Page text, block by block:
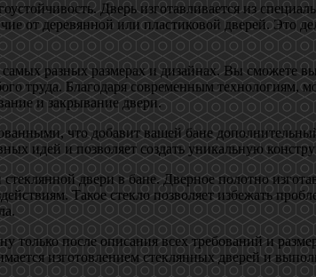
Дверь изготавливается из
от деревянной или пластиковой дверей.
разных размерах и дизайнах. Вы сможете
труда. Благодаря современным
и закрывание двери.
что добавит вашей бане
идей и позволяет создать уникальную
двери в бане. Дверное полотно
Такое стекло позволяет избежать
только после описания всех требований и
изготовлением стеклянных дверей и